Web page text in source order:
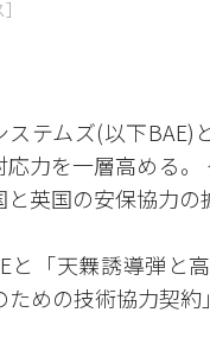
ステムズ(以下
応力を一層高める
英国の安保協力の
「天橆誘導弾と
めの技術協力契約